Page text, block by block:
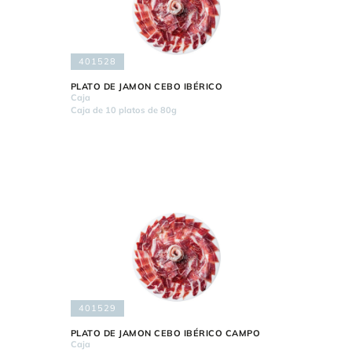
401528
PLATO DE JAMON CEBO IBÉRICO
Caja
Caja de 10 platos de 80g
401529
PLATO DE JAMON CEBO IBÉRICO CAMPO
Caja